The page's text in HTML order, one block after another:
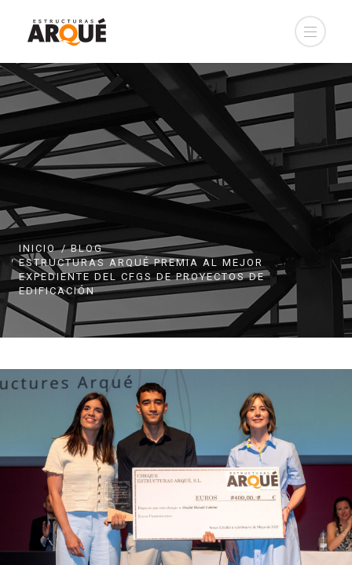
INICIO
BLOG
ESTRUCTURAS ARQUÉ PREMIA AL MEJOR
EXPEDIENTE DEL CFGS DE PROYECTOS DE
EDIFICACIÓN